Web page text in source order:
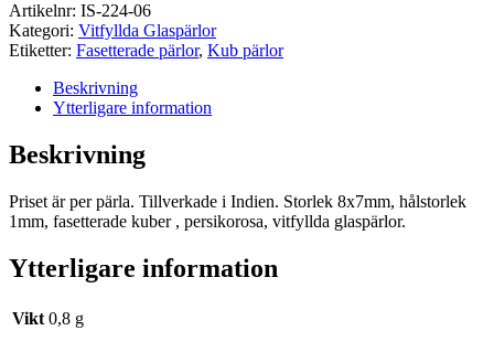
Artikelnr: IS-224-06
Kategori: Vitfyllda Glaspärlor
Etiketter: Fasetterade pärlor, Kub pärlor
Beskrivning
Ytterligare information
Beskrivning
Priset är per pärla. Tillverkade i Indien. Storlek 8x7mm, hålstorlek
1mm, fasetterade kuber , persikorosa, vitfyllda glaspärlor.
Ytterligare information
Vikt 0,8 g